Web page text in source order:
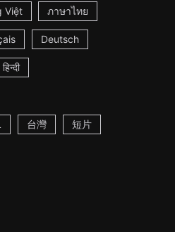
Việt ภาษาไทย
Deutsch
हिन्दी
台灣 短片